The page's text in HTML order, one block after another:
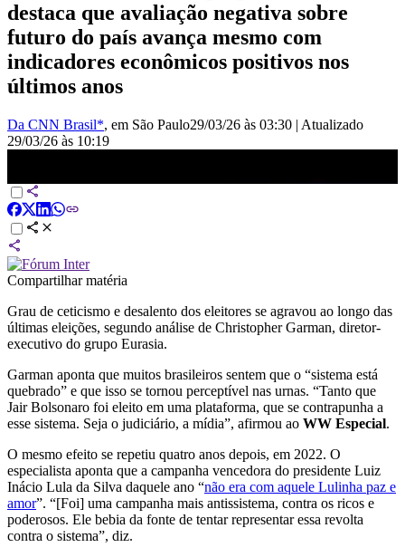
destaca que avaliação negativa sobre
futuro do país avança mesmo com
indicadores econômicos positivos nos
últimos anos
Da CNN Brasil*, em São Paulo29/03/26 às 03:30 | Atualizado
29/03/26 às 10:19
Compartilhar matéria
Grau de ceticismo e desalento dos eleitores se agravou ao longo das
últimas eleições, segundo análise de Christopher Garman, diretor-
executivo do grupo Eurasia.
Garman aponta que muitos brasileiros sentem que o “sistema está
quebrado” e que isso se tornou perceptível nas urnas. “Tanto que
Jair Bolsonaro foi eleito em uma plataforma, que se contrapunha a
esse sistema. Seja o judiciário, a mídia”, afirmou ao WW Especial.
O mesmo efeito se repetiu quatro anos depois, em 2022. O
especialista aponta que a campanha vencedora do presidente Luiz
Inácio Lula da Silva daquele ano “não era com aquele Lulinha paz e
amor”. “[Foi] uma campanha mais antissistema, contra os ricos e
poderosos. Ele bebia da fonte de tentar representar essa revolta
contra o sistema”, diz.